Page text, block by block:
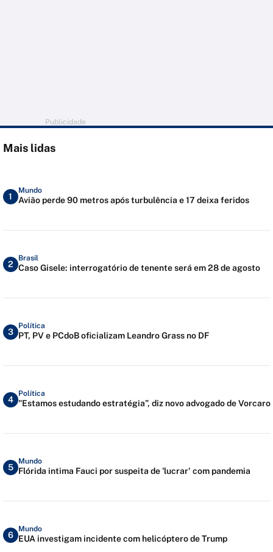
Publicidade
Mais lidas
1
Mundo
Avião perde 90 metros após turbulência e 17 deixa feridos
2
Brasil
Caso Gisele: interrogatório de tenente será em 28 de agosto
3
Política
PT, PV e PCdoB oficializam Leandro Grass no DF
4
Política
"Estamos estudando estratégia”, diz novo advogado de Vorcaro
5
Mundo
Flórida intima Fauci por suspeita de 'lucrar' com pandemia
6
Mundo
EUA investigam incidente com helicóptero de Trump